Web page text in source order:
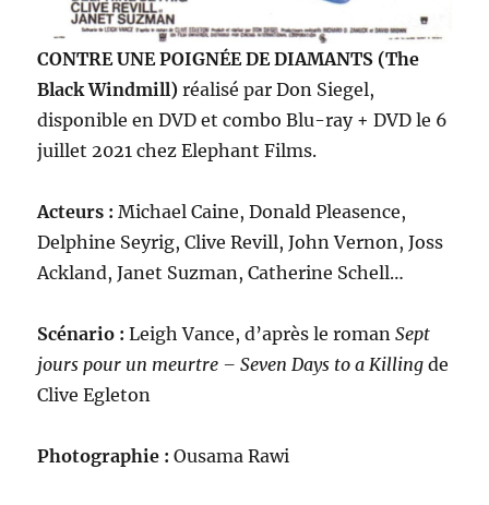
CONTRE UNE POIGNÉE DE DIAMANTS (The
Black Windmill) réalisé par Don Siegel,
disponible en DVD et combo Blu-ray + DVD le 6
juillet 2021 chez Elephant Films.
Acteurs : Michael Caine, Donald Pleasence,
Delphine Seyrig, Clive Revill, John Vernon, Joss
Ackland, Janet Suzman, Catherine Schell…
Scénario : Leigh Vance, d’après le romanSept
jours pour un meurtre – Seven Days to a Killing de
Clive Egleton
Photographie : Ousama Rawi